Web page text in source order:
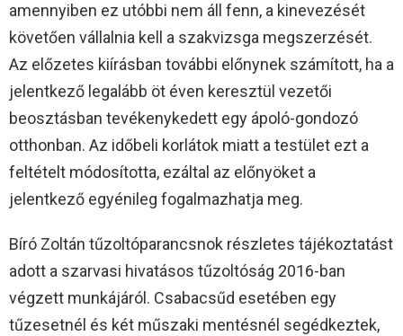
amennyiben ez utóbbi nem áll fenn, a kinevezését
követően vállalnia kell a szakvizsga megszerzését.
Az előzetes kiírásban további előnynek számított, ha a
jelentkező legalább öt éven keresztül vezetői
beosztásban tevékenykedett egy ápoló-gondozó
otthonban. Az időbeli korlátok miatt a testület ezt a
feltételt módosította, ezáltal az előnyöket a
jelentkező egyénileg fogalmazhatja meg.
Bíró Zoltán tűzoltóparancsnok részletes tájékoztatást
adott a szarvasi hivatásos tűzoltóság 2016-ban
végzett munkájáról. Csabacsűd esetében egy
tűzesetnél és két műszaki mentésnél segédkeztek,